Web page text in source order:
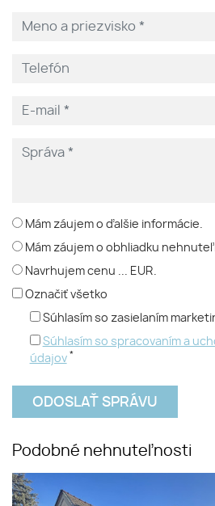
Mám záujem o ďalšie informácie.
Mám záujem o obhliadku
Navrhujem cenu ... EUR.
Označiť všetko
Súhlasím so zasielaním
Súhlasím so spracovaním a
údajov *
Podobné nehnuteľnosti
Dom v centre Nitry na predaj